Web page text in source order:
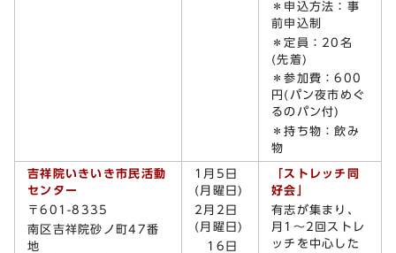
＊申込方法：事
前申込制
＊定員：20名
(先着)
＊参加費：600
円(パン夜市めぐ
るのパン付)
＊持ち物：飲み
物
吉祥院いきいき市民活動
センター
〒601-8335
南区吉祥院砂ノ町47番
地
1月5日
(月曜日)
2月2日
(月曜日)
16日
「ストレッチ同
好会」
有志が集まり、
月1～2回ストレ
ッチを中心した